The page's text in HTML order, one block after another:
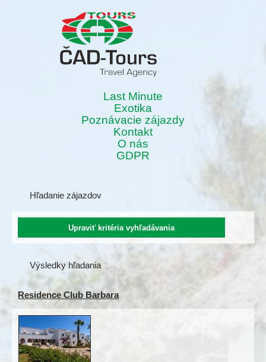
Last Minute
Exotika
Poznávacie zájazdy
Kontakt
O nás
GDPR
Hľadanie zájazdov
Výsledky hľadania
Residence Club Barbara